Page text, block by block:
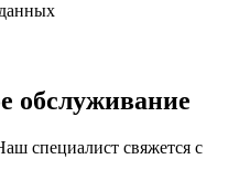
обслуживание
специалист свяжется с